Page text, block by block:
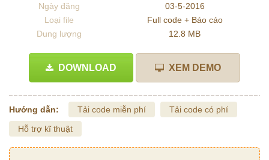
Ngày đăng
03-5-2016
Loại file
Full code + Báo cáo
Dung lượng
12.8 MB
DOWNLOAD XEM DEMO
Hướng dẫn: Tải code miễn phí
Tải code có phí
Hỗ trợ kĩ thuật